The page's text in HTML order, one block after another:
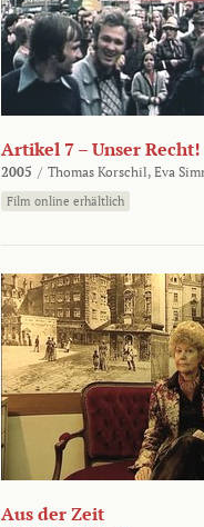
Artikel 7 – Unser Recht!
2005 / Thomas Korschil, Eva
Film online erhältlich
Aus der Zeit